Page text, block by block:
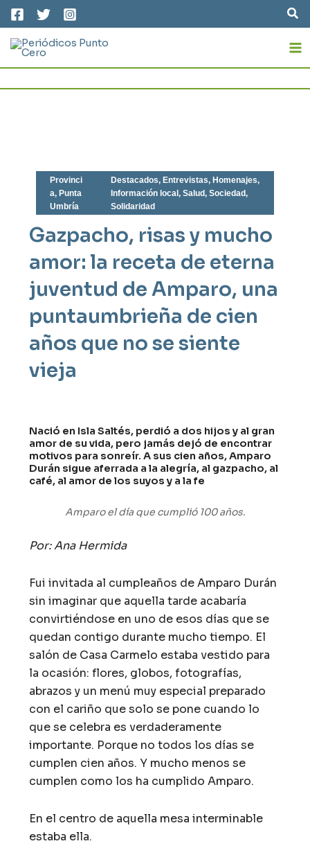
contenido
Provinci
a, Punta
Umbría
Destacados, Entrevistas, Homenajes,
Información local , Salud, Sociedad,
Solidaridad
Gazpacho, risas y mucho
amor: la receta de eterna
juventud de Amparo, una
puntaumbrieña de cien
años que no se siente
vieja
Nació en Isla Saltés, perdió a dos hijos y al gran
amor de su vida, pero jamás dejó de encontrar
motivos para sonreír. A sus cien años, Amparo
Durán sigue aferrada a la alegría, al gazpacho, al
café, al amor de los suyos y a la fe
Amparo el día que cumplió 100 años.
Por: Ana Hermida
Fui invitada al cumpleaños de Amparo Durán
sin imaginar que aquella tarde acabaría
convirtiéndose en uno de esos días que se
quedan contigo durante mucho tiempo. El
salón de Casa Carmelo estaba vestido para
la ocasión: flores, globos, fotografías,
abrazos y un menú muy especial preparado
con el cariño que solo se pone cuando lo
que se celebra es verdaderamente
importante. Porque no todos los días se
cumplen cien años. Y mucho menos se
cumplen como los ha cumplido Amparo.
En el centro de aquella mesa interminable
estaba ella.